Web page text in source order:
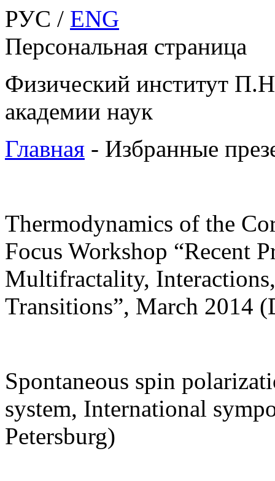
РУС / ENG
Персональная страница
Физический институт
академии наук
Главная - Избранные
Thermodynamics of the
Focus Workshop “Recent
Multifractality,
Transitions”, March 2014
Spontaneous spin
system, International
Petersburg)